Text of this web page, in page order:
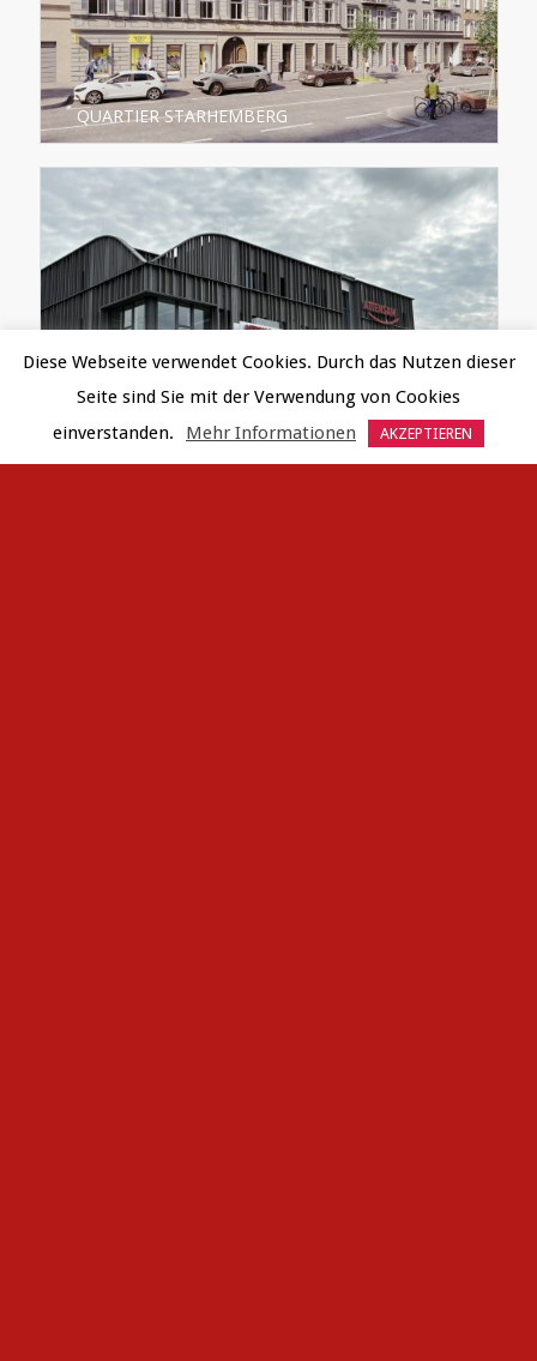
QUARTIER STARHEMBERG
Diese Webseite verwendet Cookies. Durch das Nutzen dieser
Seite sind Sie mit der Verwendung von Cookies
einverstanden.
Mehr Informationen AKZEPTIEREN